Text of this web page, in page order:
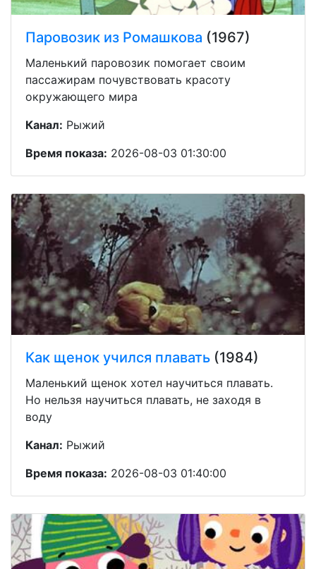
Паровозик из Ромашкова (1967)
Маленький паровозик помогает своим
пассажирам почувствовать красоту
окружающего мира
Канал: Рыжий
Время показа: 2026-08-03 01:30:00
Как щенок учился плавать (1984)
Маленький щенок хотел научиться плавать.
Но нельзя научиться плавать, не заходя в
воду
Канал: Рыжий
Время показа: 2026-08-03 01:40:00